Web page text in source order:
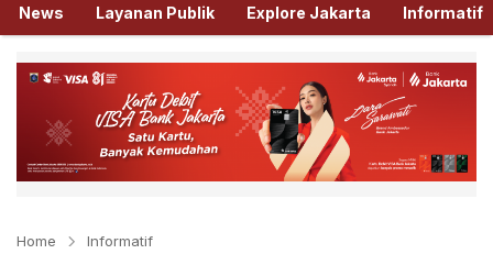
Haijakarta.id
Semua Tentang Jakarta Ada Disini!
News Layanan Publik Explore Jakarta Informatif
Home Informatif